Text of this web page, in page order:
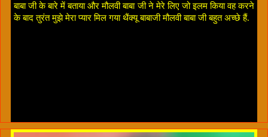
बाबा जी के बारे में बताया और मौलवी बाबा जी ने मेरे लिए जो इलम किया वह करने
के बाद तुरंत मुझे मेरा प्यार मिल गया थैंक्यू बाबाजी मौलवी बाबा जी बहुत अच्छे हैं.